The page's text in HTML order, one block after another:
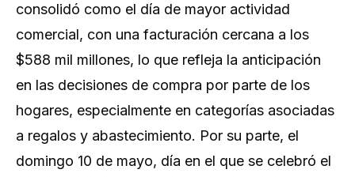
consolidó como el día de mayor actividad
comercial, con una facturación cercana a los
$588 mil millones, lo que refleja la anticipación
en las decisiones de compra por parte de los
hogares, especialmente en categorías asociadas
a regalos y abastecimiento. Por su parte, el
domingo 10 de mayo, día en el que se celebró el